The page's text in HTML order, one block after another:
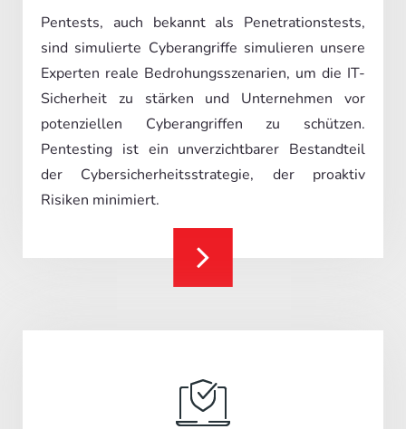
Pentests, auch bekannt als Penetrationstests,
sind simulierte Cyberangriffe simulieren unsere
Experten reale Bedrohungsszenarien, um die IT-
Sicherheit zu stärken und Unternehmen vor
potenziellen Cyberangriffen zu schützen.
Pentesting ist ein unverzichtbarer Bestandteil
der Cybersicherheitsstrategie, der proaktiv
Risiken minimiert.